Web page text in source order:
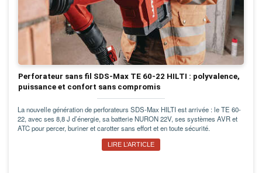
Perforateur sans fil SDS-Max TE 60-22 HILTI : polyvalence,
puissance et confort sans compromis
La nouvelle génération de perforateurs SDS-Max HILTI est arrivée : le TE 60-
22, avec ses 8,8 J d’énergie, sa batterie NURON 22V, ses systèmes AVR et
ATC pour percer, buriner et carotter sans effort et en toute sécurité.
LIRE L’ARTICLE